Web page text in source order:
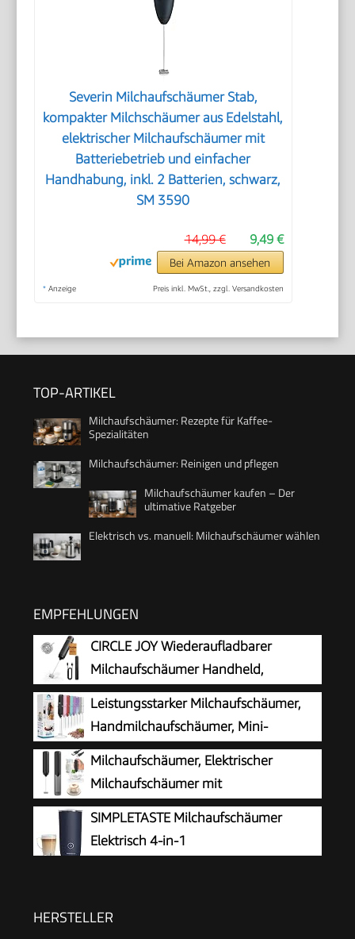
Severin Milchaufschäumer Stab,
kompakter Milchschäumer aus Edelstahl,
elektrischer Milchaufschäumer mit
Batteriebetrieb und einfacher
Handhabung, inkl. 2 Batterien, schwarz,
SM 3590
9,49 €
14,99 €
Bei Amazon ansehen
* Anzeige Preis inkl. MwSt., zzgl. Versandkosten
TOP-ARTIKEL
Milchaufschäumer: Rezepte für Kaffee-
Spezialitäten
Milchaufschäumer: Reinigen und pflegen
Milchaufschäumer kaufen – Der
ultimative Ratgeber
Elektrisch vs. manuell: Milchaufschäumer wählen
EMPFEHLUNGEN
CIRCLE JOY Wiederaufladbarer
Milchaufschäumer Handheld,
Elektrischer Kaffee-Aufschäumer,
Tragbarer Handaufschäumer, Zauberstab,
Getränkemixer für Matcha Lattes Cappuccino,
Küchengeschenke, Schwarz
Leistungsstarker Milchaufschäumer,
Handmilchaufschäumer, Mini-
Schneebesen-Getränkemischer für
Kaffee, Cappuccino, Latte, Matcha, heiße
Schokolade, mit Ständer, Schwarz
Milchaufschäumer, Elektrischer
Milchaufschäumer mit
Aufbewahrungsrohr, Tragbarer
Handaufschäumer mit 14.000 U/min, Mini Mixer
für Matcha Latte, Cappuccino,
SIMPLETASTE Milchaufschäumer
Elektrisch 4-in-1
HERSTELLER